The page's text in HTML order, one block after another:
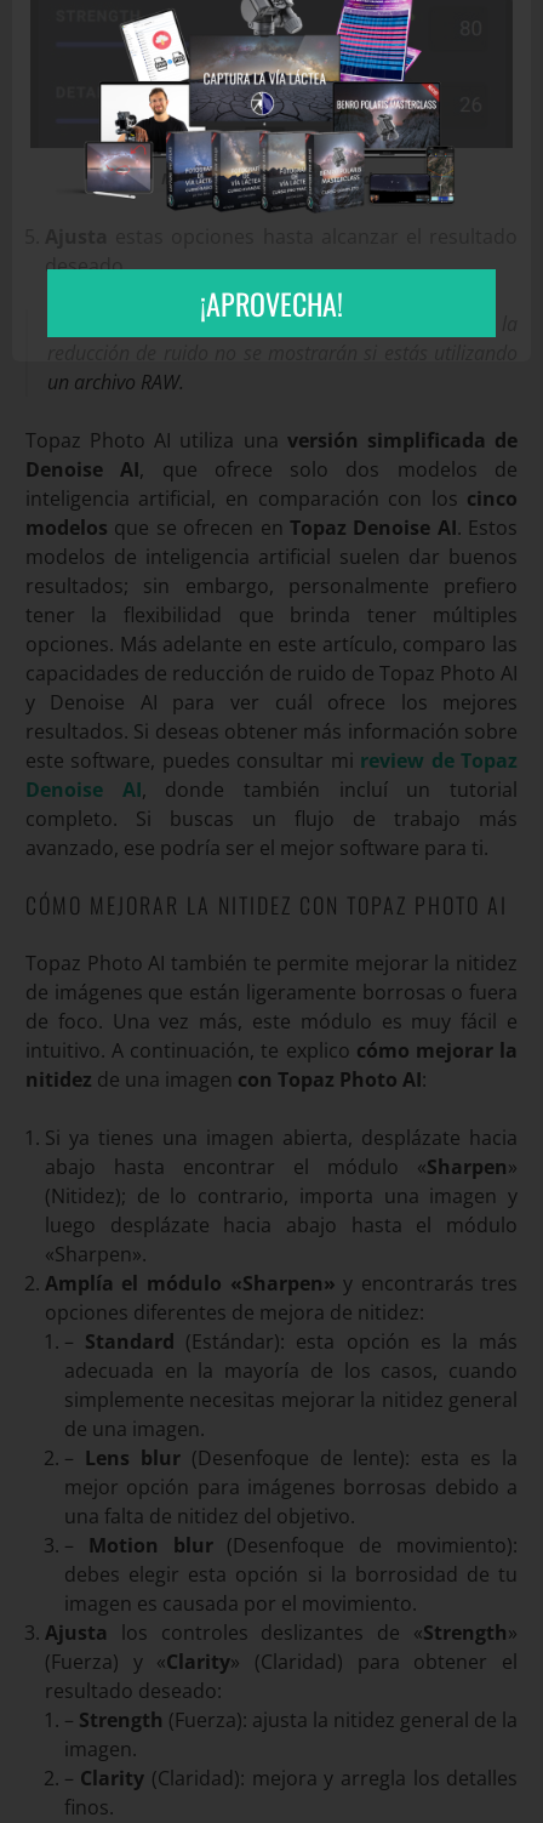
Módulo de reducción de ruido
deseado.
: las opciones «Normal» e «Intenso» para la
un archivo RAW.
Topaz Photo AI utiliza una versión simplificada de
Denoise AI, que ofrece solo dos modelos de
inteligencia artificial, en comparación con los cinco
modelos que se ofrecen en Topaz Denoise AI. Estos
modelos de inteligencia artificial suelen dar buenos
resultados; sin embargo, personalmente prefiero
tener la flexibilidad que brinda tener múltiples
opciones. Más adelante en este artículo, comparo las
capacidades de reducción de ruido de Topaz Photo AI
y Denoise AI para ver cuál ofrece los mejores
resultados. Si deseas obtener más información sobre
este software, puedes consultar mi review de Topaz
Denoise AI, donde también incluí un tutorial
completo. Si buscas un flujo de trabajo más
avanzado, ese podría ser el mejor software para ti.
CÓMO MEJORAR LA NITIDEZ CON TOPAZ PHOTO AI
Topaz Photo AI también te permite mejorar la nitidez
de imágenes que están ligeramente borrosas o fuera
de foco. Una vez más, este módulo es muy fácil e
intuitivo. A continuación, te explico cómo mejorar la
nitidez de una imagen con Topaz Photo AI:
Si ya tienes una imagen abierta, desplázate hacia
abajo hasta encontrar el módulo «Sharpen»
(Nitidez); de lo contrario, importa una imagen y
luego desplázate hacia abajo hasta el módulo
«Sharpen».
Amplía el módulo «Sharpen» y encontrarás tres
opciones diferentes de mejora de nitidez:
– Standard (Estándar): esta opción es la más
adecuada en la mayoría de los casos, cuando
simplemente necesitas mejorar la nitidez general
de una imagen.
– Lens blur(Desenfoque de lente): esta es la
mejor opción para imágenes borrosas debido a
una falta de nitidez del objetivo.
–
Motion blur(Desenfoque de movimiento):
debes elegir esta opción si la borrosidad de tu
imagen es causada por el movimiento.
Ajusta los controles deslizantes de «Strength»
(Fuerza) y «Clarity» (Claridad) para obtener el
resultado deseado:
– Strength (Fuerza): ajusta la nitidez general de la
imagen.
– Clarity (Claridad): mejora y arregla los detalles
finos.
¡APROVECHA!